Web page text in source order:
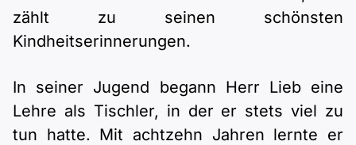
zählt zu seinen schönsten
Kindheitserinnerungen.
In seiner Jugend begann Herr Lieb eine
Lehre als Tischler, in der er stets viel zu
tun hatte. Mit achtzehn Jahren lernte er